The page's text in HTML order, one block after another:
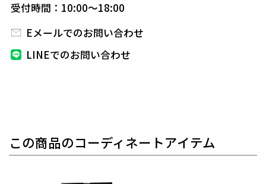
日本から世界に向けて発信するブランドとして世界中
の上質な素材を贅沢に使用し、
グジュアリーブランドが提案する、高いデザイン性と
ィッティングを兼ね備え着る者全てに高揚感と優越感
受付時間：10:00～18:00
Eメールでのお問い合わせ
LINEでのお問い合わせ
この商品のコーディネートアイテム